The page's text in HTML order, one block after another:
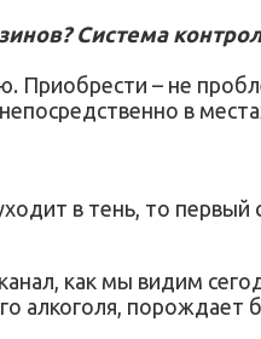
Система
Приобрести – не
в
в тень, то
как мы видим
алкоголя,